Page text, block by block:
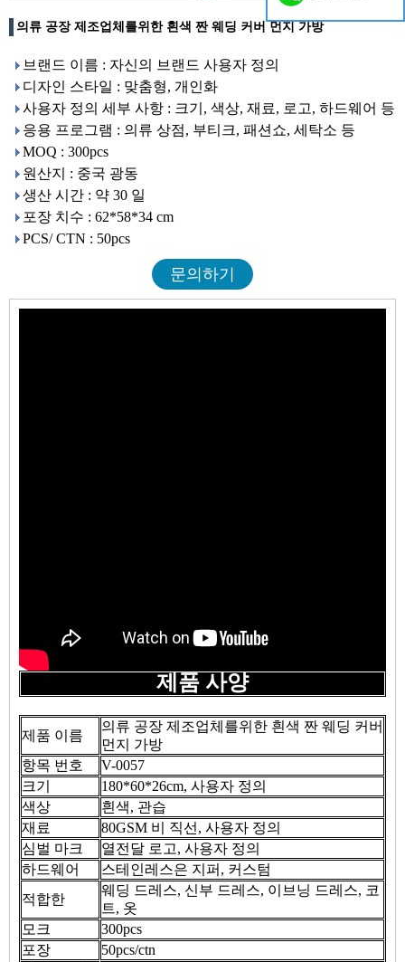
의류 공장 제조업체를위한 흰색 짠 웨딩 커버 먼지 가방
브랜드 이름 : 자신의 브랜드 사용자 정의
디자인 스타일 : 맞춤형, 개인화
사용자 정의 세부 사항 : 크기, 색상, 재료, 로고, 하드웨어 등
응용 프로그램 : 의류 상점, 부티크, 패션쇼, 세탁소 등
MOQ : 300pcs
원산지 : 중국 광동
생산 시간 : 약 30 일
포장 치수 : 62*58*34 cm
PCS/ CTN : 50pcs
문의하기
제품 사양
제품 이름
의류 공장 제조업체를위한 흰색 짠 웨딩 커버
먼지 가방
항목 번호
V-0057
크기
180*60*26cm, 사용자 정의
색상
흰색, 관습
재료
80GSM 비 직선, 사용자 정의
심벌 마크
열전달 로고, 사용자 정의
하드웨어
스테인레스은 지퍼, 커스텀
적합한
웨딩 드레스, 신부 드레스, 이브닝 드레스, 코
트, 옷
모크
300pcs
포장
50pcs/ctn